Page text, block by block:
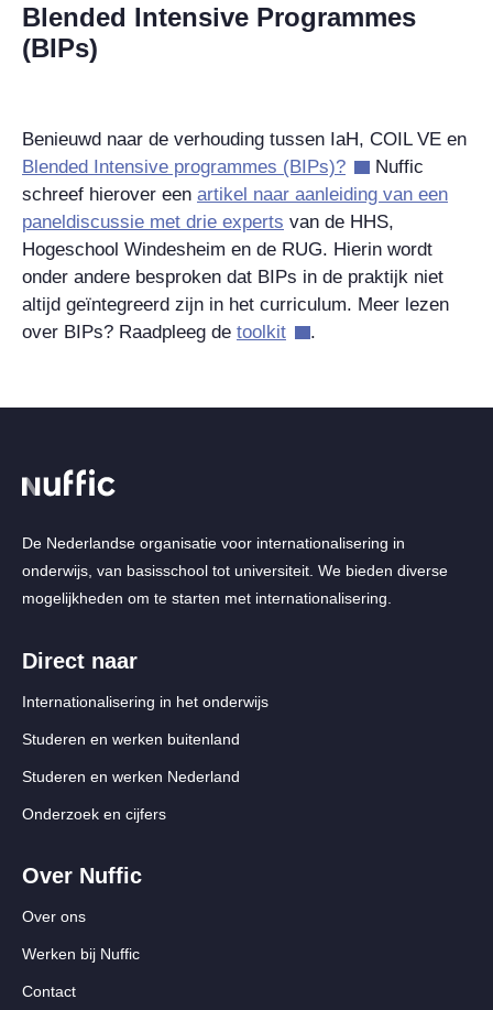
Blended Intensive Programmes
(BIPs)
Benieuwd naar de verhouding tussen IaH, COIL VE en
Blended Intensive programmes (BIPs)?
Nuffic
schreef hierover een artikel naar aanleiding van een
paneldiscussie met drie experts van de HHS,
Hogeschool Windesheim en de RUG. Hierin wordt
onder andere besproken dat BIPs in de praktijk niet
altijd geïntegreerd zijn in het curriculum. Meer lezen
over BIPs? Raadpleeg de toolkit .
De Nederlandse organisatie voor internationalisering in
onderwijs, van basisschool tot universiteit. We bieden diverse
mogelijkheden om te starten met internationalisering.
Direct naar
Internationalisering in het onderwijs
Studeren en werken buitenland
Studeren en werken Nederland
Onderzoek en cijfers
Over Nuffic
Over ons
Werken bij Nuffic
Contact